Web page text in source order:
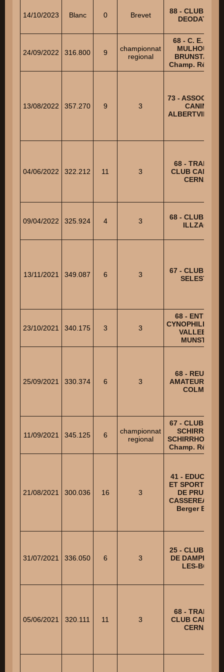
14/10/2023 Blanc 0 Brevet
88 - CLUB
DEODATIEN
24/09/2022 316.800 9
championnat
regional
68 - C. E. C. DE
MULHOUSE-
BRUNSTATT –
Champ.
13/08/2022 357.270 9 3
73 -
CANINE
04/06/2022 322.212 11 3
68 - TRAINING
CLUB CANIN
CERNAY
09/04/2022 325.924 4 3
68 - CLUB
ILLZACH
13/11/2021 349.087 6 3
67 - CLUB
SELESTAT
23/10/2021 340.175 3 3
68 - ENTENTE
CYNOPHILE DE
VALLEE DE
MUNSTER
25/09/2021 330.374 6 3
68 - REUNION
AMATEUR
COLMAR
11/09/2021 345.125 6
championnat
regional
67 - CLUB
SCHIRRHEIN
Champ.
21/08/2021 300.036 16 3
41 -
ET SPORT
DE PRUNAY-
CASSEREAU -
Berger Belge
31/07/2021 336.050 6 3
25 - CLUB
DE
LES-BOIS
05/06/2021 320.111 11 3
68 - TRAINING
CLUB CANIN
CERNAY